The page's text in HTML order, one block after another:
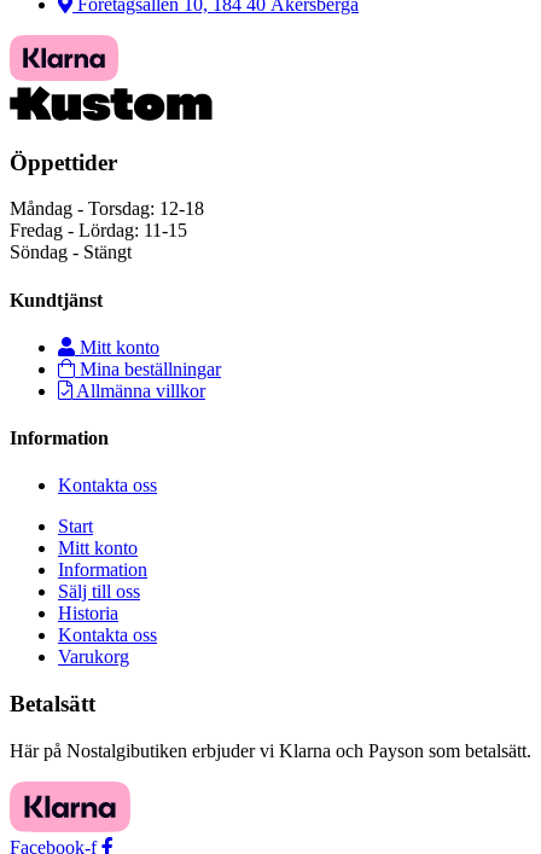
Företagsallén 10, 184 40 Åkersberga
Öppettider
Måndag - Torsdag: 12-18
Fredag - Lördag: 11-15
Söndag - Stängt
Kundtjänst
Mitt konto
Mina beställningar
Allmänna villkor
Information
Kontakta oss
Start
Mitt konto
Information
Sälj till oss
Historia
Kontakta oss
Varukorg
Betalsätt
Här på Nostalgibutiken erbjuder vi Klarna och Payson som betalsätt.
Facebook-f